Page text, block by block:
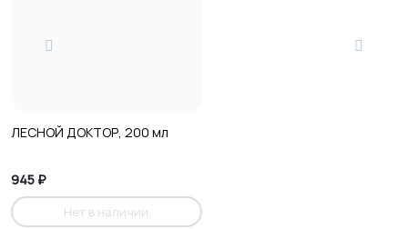
ЛЕСНОЙ ДОКТОР, 200 мл
945 ₽
Нет в наличии